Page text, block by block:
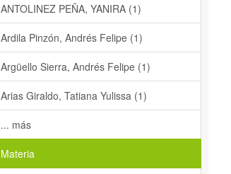
ANTOLINEZ PEÑA, YANIRA (1)
Ardila Pinzón, Andrés Felipe (1)
Argüello Sierra, Andrés Felipe (1)
Arias Giraldo, Tatiana Yulissa (1)
... más
Materia